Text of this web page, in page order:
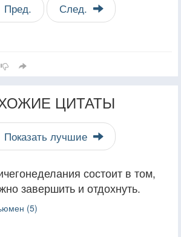
Пред. След.
ЦИТАТЫ
Показать лучшие
состоит в том,
завершить и отдохнуть.
(5)